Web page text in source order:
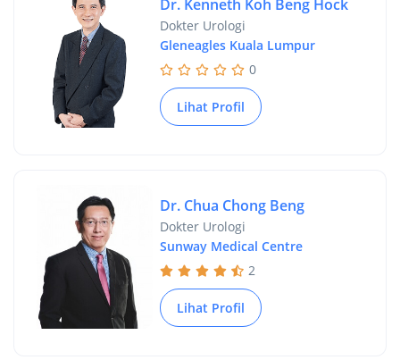
Dr. Kenneth Koh Beng Hock
Dokter Urologi
Gleneagles Kuala Lumpur
0
Lihat Profil
Dr. Chua Chong Beng
Dokter Urologi
Sunway Medical Centre
2
Lihat Profil